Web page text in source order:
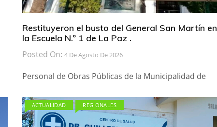
Restituyeron el busto del General San Martín en
la Escuela N.º 1 de La Paz .
Posted On: 4 De Agosto De 2026
Personal de Obras Públicas de la Municipalidad de
ACTUALIDAD REGIONALES